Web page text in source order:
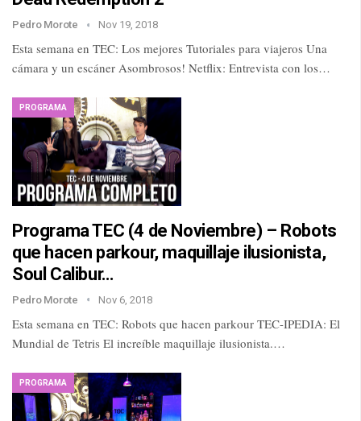
Pedro Morote Nov 19, 2018
Esta semana en TEC: Los mejores Tutoriales para viajeros Una
cámara y un escáner Asombrosos! Netflix: Entrevista con los…
PROGRAMA
Programa TEC (4 de Noviembre) – Robots
que hacen parkour, maquillaje ilusionista,
Soul Calibur…
Pedro Morote Nov 6, 2018
Esta semana en TEC: Robots que hacen parkour TEC-IPEDIA: El
Mundial de Tetris El increíble maquillaje ilusionista.…
PROGRAMA